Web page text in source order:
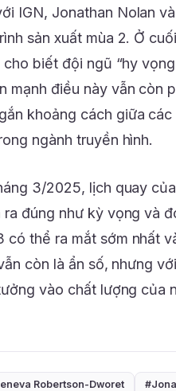
IGN, Jonathan Nolan
sản xuất mùa 2. Ở
biết đội ngũ “hy
mạnh điều này vẫn còn
khoảng cách giữa
ngành truyền hình.
3/2025, lịch quay
đúng như kỳ vọng và
có thể ra mắt sớm nhất
còn là ẩn số, nhưng
vào chất lượng của
Robertson-Dworet